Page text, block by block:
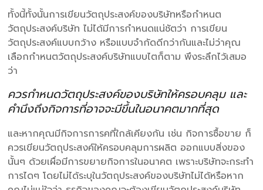
ทั้งนี้ทั้งนั้นการเขียนวัตถุประสงค์ของบริษัทหรือกำหนต
วัตถุประสงค์บริษัท ไม่ได้มีการกำหนดแน่ชัตว่า การเขียน
วัตถุประสงค์แบบกว้าง หรือแบบจำกัดดีกว่ากันและไม่ว่าคุณ
เลือกกำหนตวัตถุประสงค์บริษัทแบบไตก็ตาม พึงระลึกไว้เสมอ
ว่า
ควรกำหนดวัตถุประสงค์ของบริษัทให้ครอบคลุม และ
คำนึงถึงกิจการที่อาจจะมีขึ้นในอนาคตมากที่สุด
และหากคุณมีกิจการการคที่ใกล้เคียงกัน เช่น กิจการซื้อขาย ก็
ควรเขียนวัตถุประสงค์ให้ครอบคลุมการผลิต ออกแบบสิ่งของ
นั้นๆ ด้วยเผื่อมีการขยายกิจการในอนาคต เพราะบริษัทจะกระทำ
การไดๆ โดยไม่ได้ระบุในวัตถุประสงค์ของบริษัทไม่ได้หรือหาก